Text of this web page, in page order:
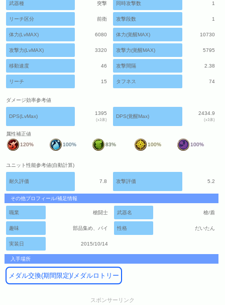
武器種 突撃 同時攻撃数 1
リーチ区分 前衛 攻撃段数 1
体力(LvMAX) 6080 体力(覚醒MAX) 10730
攻撃力(LvMAX) 3320 攻撃力(覚醒MAX) 5795
移動速度 46 攻撃間隔 2.38
リーチ 15 タフネス 74
ダメージ効率参考値
DPS(LvMax)
1395
(x1体)
DPS(覚醒Max)
2434.9
(x1体)
属性補正値
120%
100% 83% 100% 100%
ユニット性能参考値(自動計算)
耐久評価 7.8 攻撃評価 5.2
その他プロフィール/補足情報
職業 槍闘士 武器名 槍/盾
趣味 部品集め、パイ 性格 だいたん
実装日 2015/10/14
入手場所
メダル交換(期間限定)/メダルロトリー
スポンサーリンク